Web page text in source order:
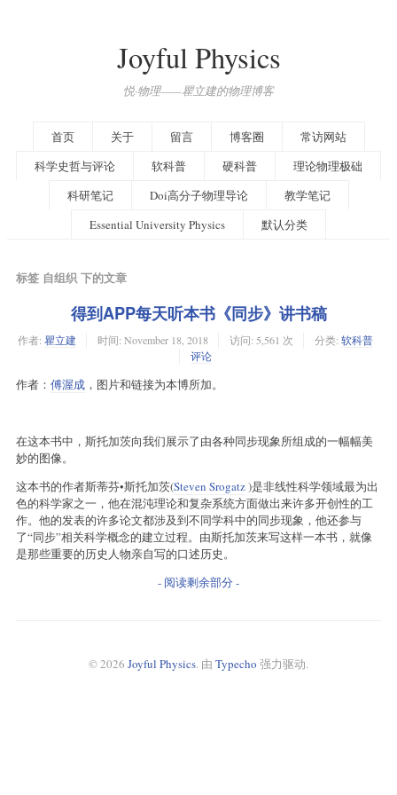
Joyful Physics
悦·物理——瞿立建的物理博客
首页 关于 留言 博客圈
常访网站
科学史哲与评论
软科普 硬科普
理论物理极础
科研笔记
Doi高分子物理导论
教学笔记
Essential University Physics
默认分类
标签 自组织 下的文章
得到APP每天听本书《同步》讲书稿
作者: 瞿立建 时间: November 18, 2018 访问: 5,561 次 分类: 软科普
评论
作者： 傅渥成 ，图片和链接为本博所加。
在这本书中，斯托加茨向我们展示了由各种同步现象所组成的一幅幅美
妙的图像。
这本书的作者斯蒂芬•斯托加茨(Steven Srogatz)是非线性科学领域最为出
色的科学家之一，他在混沌理论和复杂系统方面做出来许多开创性的工
作。他的发表的许多论文都涉及到不同学科中的同步现象，他还参与
了“同步”相关科学概念的建立过程。由斯托加茨来写这样一本书，就像
是那些重要的历史人物亲自写的口述历史。
- 阅读剩余部分 -
© 2026 Joyful Physics. 由 Typecho 强力驱动.